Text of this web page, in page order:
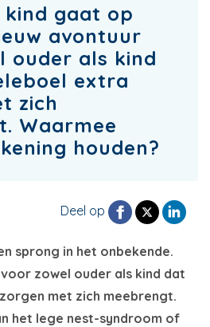
kind gaat op
avontuur
ouder als kind
extra
zich
Waarmee
houden?
Deel op
sprong in het onbekende.
zowel ouder als kind dat
met zich meebrengt.
het lege nest-syndroom of